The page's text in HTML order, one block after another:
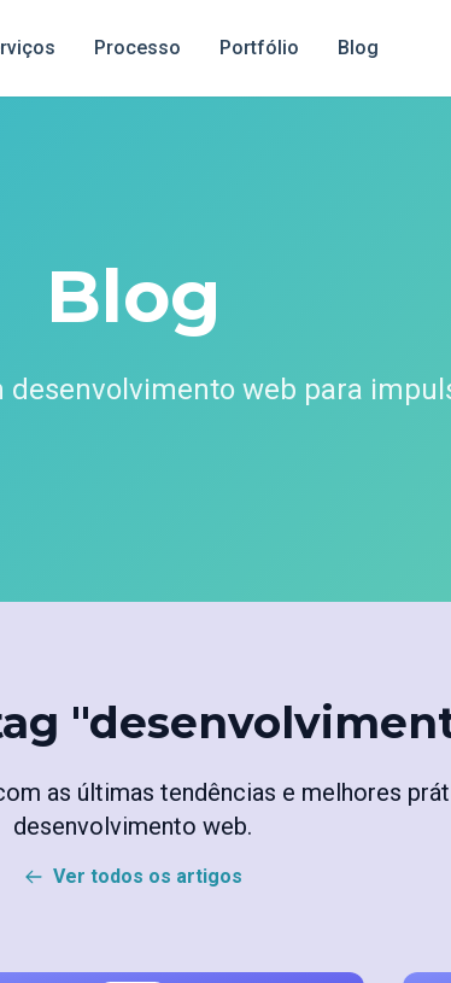
Processo Portfólio Blog
Blog
web para
as últimas tendências e melhores
desenvolvimento web.
Ver todos os artigos